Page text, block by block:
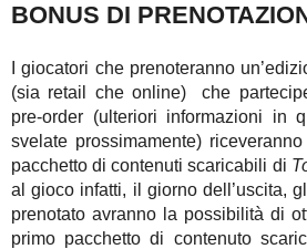
BONUS DI
I giocatori che prenoteranno
(sia retail che online) che
pre-order (ulteriori informazioni in
svelate prossimamente)
pacchetto di contenuti scaricabili di
al gioco infatti, il giorno dell’uscita,
prenotato avranno la possibilità di
primo pacchetto di contenuto